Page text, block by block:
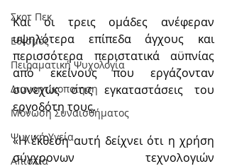
Σκοτ Πεκ
Εθισμός
Πειραματική Ψυχολογία
Διανοητικοποίηση
Μόνωση Συναισθήματος
Ψυχική Υγεία
Απιστία
Και οι τρεις ομάδες ανέφεραν
υψηλότερα επίπεδα άγχους και
περισσότερα περιστατικά αϋπνίας
από εκείνους που εργάζονταν
συνεχώς στις εγκαταστάσεις του
εργοδότη τους.
«Η έκθεση αυτή δείχνει ότι η χρήση
σύγχρονων τεχνολογιών